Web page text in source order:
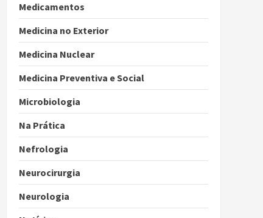
Medicamentos
Medicina no Exterior
Medicina Nuclear
Medicina Preventiva e Social
Microbiologia
Na Prática
Nefrologia
Neurocirurgia
Neurologia